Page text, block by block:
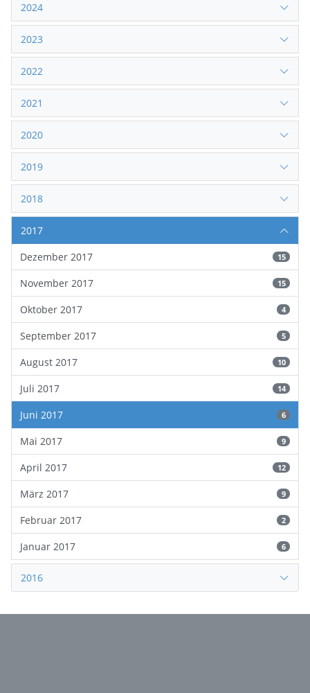
2024
2023
2022
2021
2020
2019
2018
2017
Dezember 2017
15
November 2017 15
Oktober 2017 4
September 2017 5
August 2017 10
Juli 2017 14
Juni 2017 6
Mai 2017 9
April 2017 12
März 2017 9
Februar 2017 2
Januar 2017 6
2016